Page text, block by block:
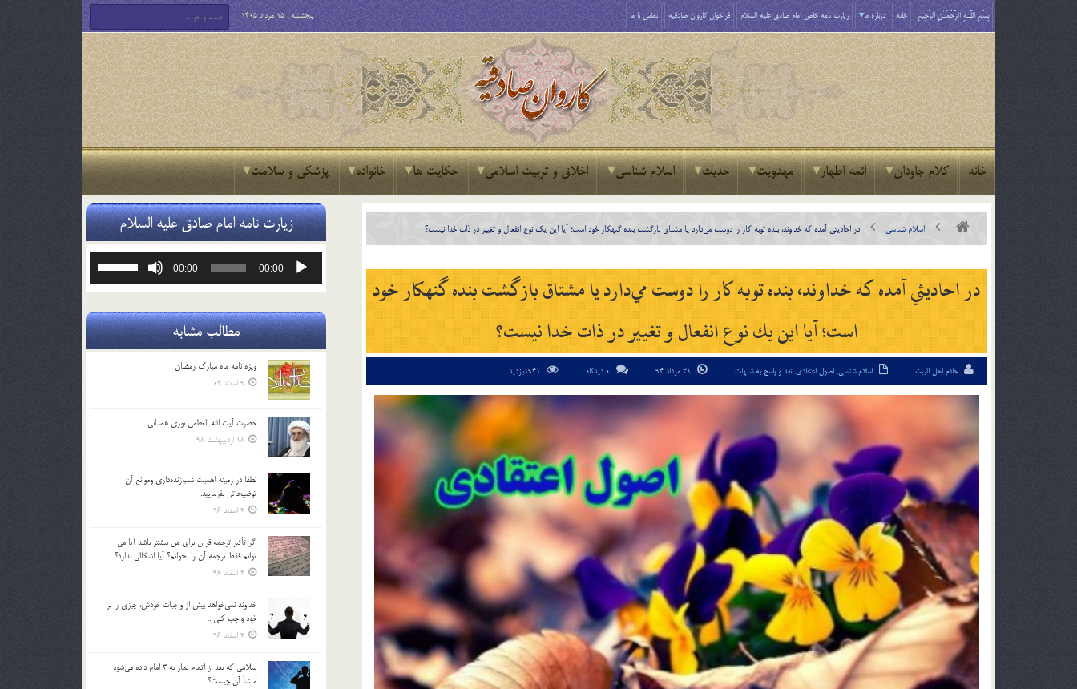
بِسْمِ اللَّـهِ الرَّحْمَـٰنِ الرَّحِيمِ خانه درباره ما زیارت نامه خاص امام صادق علیه السلام فراخوان کاروان صادقیه تماس با ما پنجشنبه , 15 مرداد 1405
خانه کلام جاودان ائمه اطهار مهدویت حدیث اسلام شناسی اخلاق و تربیت اسلامی حکایت ها خانواده پزشکی و سلامت
اسلام شناسی در احاديثي آمده كه خداوند، بنده توبه كار را دوست مي‌دارد يا مشتاق بازگشت بنده گنهكار خود است؛ آيا اين يك نوع انفعال و تغيير در ذات خدا نيست؟
در احاديثي آمده كه خداوند، بنده توبه كار را دوست مي‌دارد يا مشتاق بازگشت بنده گنهكار خود
است؛ آيا اين يك نوع انفعال و تغيير در ذات خدا نيست؟
خادم اهل البیت اسلام شناسی, اصول اعتقادی, نقد و پاسخ به شبهات 0 دیدگاه
زیارت نامه امام صادق علیه السلام
پخش‌کننده
00:00
00:00
یا
صدا
کلیدهای
مطالب مشابه
ویژه نامه ماه مبارک رمضان
9 اسفند 03
حضرت آیت الله العظمی نوری همدانی
18 اردیبهشت 98
لطفا در زمينه اهميت شب‌زنده‌داري وموانع آن
توضيحاتي بفرماييد.
2 اسفند 96
اگر تأثير ترجمه قرآن براي من بيشتر باشد آيا مي
توانم فقط ترجمه آن را بخوانم؟ آيا اشكالي ندارد؟
2 اسفند 96
خداوند نمي‌خواهد بيش از واجبات خودش، چيزي را بر
خود واجب كني…
2 اسفند 96
سلامي كه بعد از اتمام نماز به 3 امام داده مي‌شود
منشأ آن چيست؟